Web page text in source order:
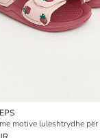
motive luleshtrydhe për